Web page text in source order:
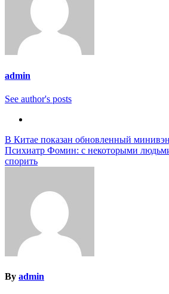
admin
See author's posts
Навигация
по
В Китае показан обновленный
Психиатр Фомин: с некоторыми
спорить
By admin